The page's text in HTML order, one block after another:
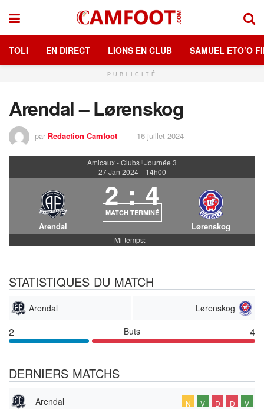
TOLI EN DIRECT LIONS EN CLUB SAMUEL ETO’O
PUBLICITÉ
Arendal – Lørenskog
par Redaction Camfoot 16 juillet 2024
Amicaux - Clubs | Journée 3
27 Jan 2024 - 14h00
Arendal
2 : 4
MATCH TERMINÉ
Lørenskog
Mi-temps: -
STATISTIQUES DU MATCH
Arendal Lørenskog
2 Buts 4
DERNIERS MATCHS
Arendal N V D D V